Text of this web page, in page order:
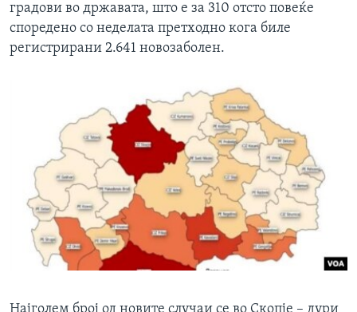
градови во државата, што е за 310 отсто повеќе
споредено со неделата претходно кога биле
регистрирани 2.641 новозаболен.